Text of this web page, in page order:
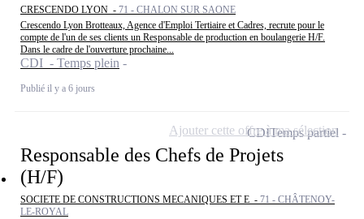
CRESCENDO LYON - 71 - CHALON SUR SAONE
Crescendo Lyon Brotteaux, Agence d'Emploi Tertiaire et Cadres, recrute pour le
compte de l'un de ses clients un Responsable de production en boulangerie H/F.
Dans le cadre de l'ouverture prochaine...
CDI - Temps plein
Publié il y a 6 jours
Responsable des Chefs de Projets
(H/F)
SOCIETE DE CONSTRUCTIONS MECANIQUES ET E - 71 - CHÂTENOY-
LE-ROYAL
CDITemps partiel
Ajouter cette offre à ma sélection